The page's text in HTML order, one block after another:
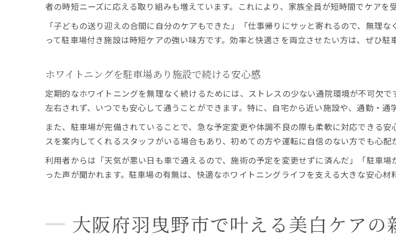
者の時短ニーズに応える取り組みも増えています。これにより、家族全員が短時間でケアを
「子どもの送り迎えの合間に自分のケアもできた」「仕事帰りにサッと寄れるので、無理
って駐車場付き施設は時短ケアの強い味方です。効率と快適さを両立させたい方は、ぜひ駐
ホワイトニングを駐車場あり施設で続ける安心感
定期的なホワイトニングを無理なく続けるためには、ストレスの少ない通院環境が不可欠
左右されず、いつでも安心して通うことができます。特に、自宅から近い施設や、通勤・通
また、駐車場が完備されていることで、急な予定変更や体調不良の際も柔軟に対応できる
スを案内してくれるスタッフがいる場合もあり、初めての方や運転に自信のない方でも心配
利用者からは「天気が悪い日も車で通えるので、施術の予定を変更せずに済んだ」「駐車
った声が聞かれます。駐車場の有無は、快適なホワイトニングライフを支える大きな安心材
大阪府羽曳野市で叶える美白ケアの